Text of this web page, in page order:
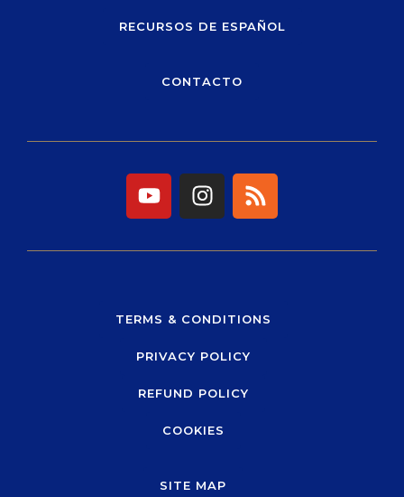
RECURSOS DE ESPAÑOL
CONTACTO
Y
o
t
e
I
n
t
r
m
R
s
TERMS & CONDITIONS
PRIVACY POLICY
REFUND POLICY
COOKIES
SITE MAP